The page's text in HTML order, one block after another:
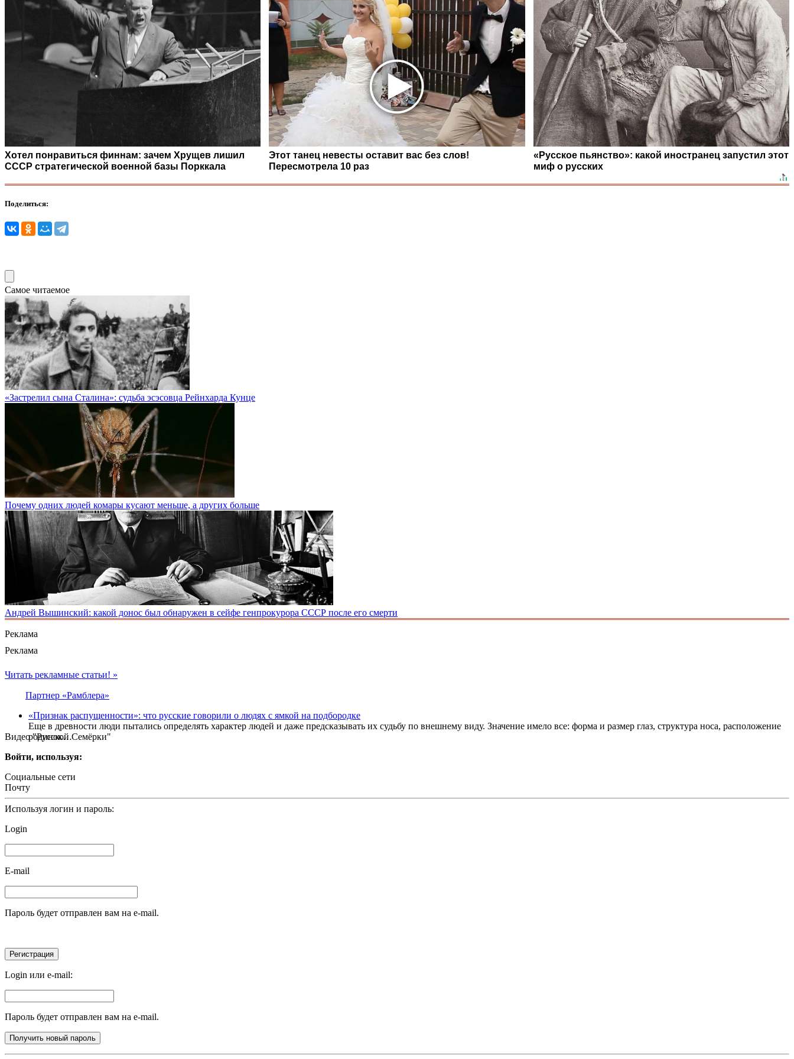
Хотел понравиться финнам: зачем Хрущев лишил
СССР стратегической военной базы Порккала
Этот танец невесты оставит вас без слов!
Пересмотрела 10 раз
«Русское пьянство»: какой иностранец запустил этот
миф о русских
Поделиться:
Самое читаемое
«Застрелил сына Сталина»: судьба эсэсовца Рейнхарда Кунце
Почему одних людей комары кусают меньше, а других больше
Андрей Вышинский: какой донос был обнаружен в сейфе генпрокурора СССР после его смерти
Реклама
Реклама
Видео "Русской Семёрки"
Читать рекламные статьи! »
Партнер «Рамблера»
«Признак распущенности»: что русские говорили о людях с ямкой на подбородке
Еще в древности люди пытались определять характер людей и даже предсказывать их судьбу по внешнему виду. Значение имело все: форма и размер глаз, структура носа, расположение
родинок…
Войти, используя:
Социальные сети
Почту
Используя логин и пароль:
Login
E-mail
Пароль будет отправлен вам на e-mail.
Login или e-mail:
Пароль будет отправлен вам на e-mail.